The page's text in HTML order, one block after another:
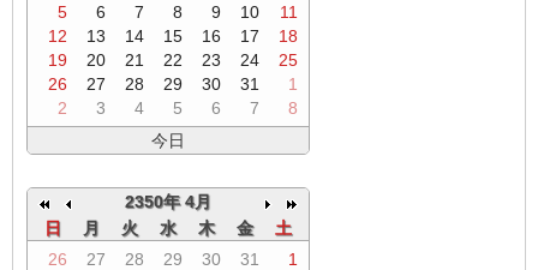
5
6 7 8 9 10
11
12
13 14 15 16 17
18
19
20 21 22 23 24
25
26
27 28 29 30 31
1
2
3 4 5 6 7
8
今日
2350年 4月
日
月 火 水 木 金
土
26
27 28 29 30 31
1